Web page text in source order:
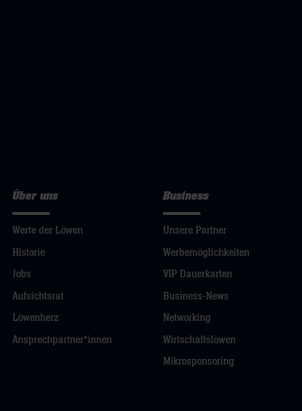
Über uns
Werte der Löwen
Historie
Jobs
Aufsichtsrat
Löwenherz
Ansprechpartner*innen
Business
Unsere Partner
Werbemöglichkeiten
VIP Dauerkarten
Business-News
Networking
Wirtschaftslöwen
Mikrosponsoring